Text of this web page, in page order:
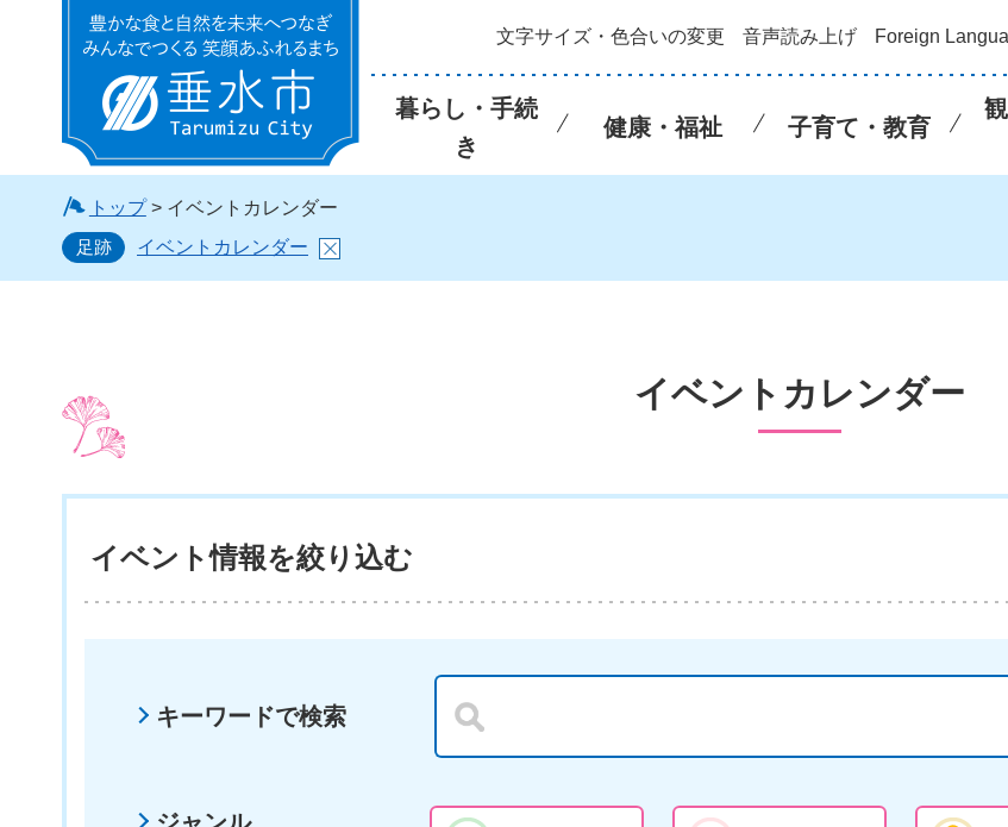
垂水市 文字サイズ・色合いの変更 音声読み上げ Foreign
暮らし・手続
き
健康・福祉 子育て・教育
トップ> イベントカレンダー
足跡
イベントカレンダー
イベントカレンダー
イベント情報を絞り込む
キーワードで検索